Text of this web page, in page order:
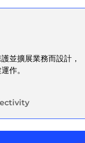
並擴展業務而設計，
作。